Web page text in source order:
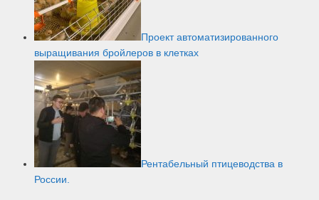
Проект автоматизированного
выращивания бройлеров в клетках
Рентабельный птицеводства в
России.